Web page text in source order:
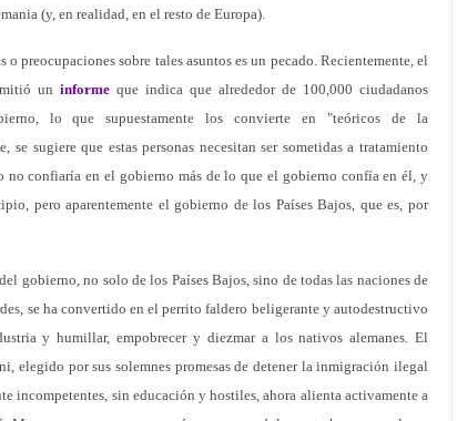
(y, en realidad, en el resto de Europa).
o preocupaciones sobre tales asuntos es un pecado. Recientemente, el
un informe que indica que alrededor de 100,000 ciudadanos
lo que supuestamente los convierte en "teóricos de la
se sugiere que estas personas necesitan ser sometidas a tratamiento
confiaría en el gobierno más de lo que el gobierno confía en él, y
pero aparentemente el gobierno de los Países Bajos, que es, por
gobierno, no solo de los Países Bajos, sino de todas las naciones de
se ha convertido en el perrito faldero beligerante y autodestructivo
y humillar, empobrecer y diezmar a los nativos alemanes. El
elegido por sus solemnes promesas de detener la inmigración ilegal
incompetentes, sin educación y hostiles, ahora alienta activamente a